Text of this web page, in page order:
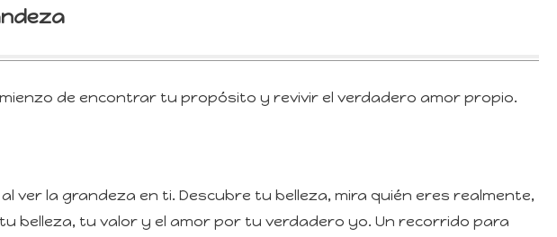
de encontrar tu propósito y revivir el verdadero amor propio.
la grandeza en ti. Descubre tu belleza, mira quién eres realmente,
belleza, tu valor y el amor por tu verdadero yo. Un recorrido para